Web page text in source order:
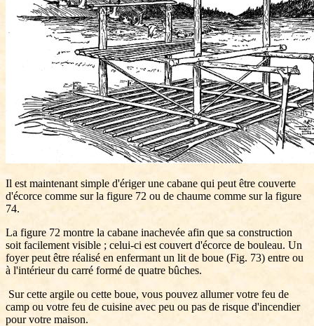
Il est maintenant simple d'ériger une cabane qui peut être couverte
d'écorce comme sur la figure 72 ou de chaume comme sur la figure
74.
La figure 72 montre la cabane inachevée afin que sa construction
soit facilement visible ; celui-ci est couvert d'écorce de bouleau. Un
foyer peut être réalisé en enfermant un lit de boue (Fig. 73) entre ou
à l'intérieur du carré formé de quatre bûches.
Sur cette argile ou cette boue, vous pouvez allumer votre feu de
camp ou votre feu de cuisine avec peu ou pas de risque d'incendier
pour votre maison.